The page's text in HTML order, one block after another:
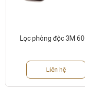
Lọc phòng độc 3M
Liên hệ